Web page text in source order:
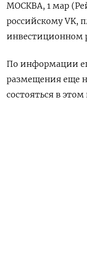
МОСКВА, 1 мар
российскому VK,
инвестиционном
По информации
размещения еще
состояться в